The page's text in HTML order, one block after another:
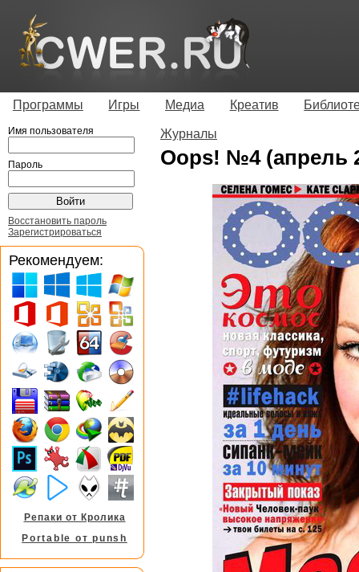
Программы Игры Медиа Креатив
Журналы
Oops! №4 (апрель
Имя пользователя
Пароль
Восстановить пароль
Зарегистрироваться
Рекомендуем:
Репаки от Кролика
Portable от punsh